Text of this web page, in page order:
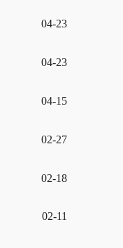
04-23
04-23
04-15
02-27
02-18
02-11